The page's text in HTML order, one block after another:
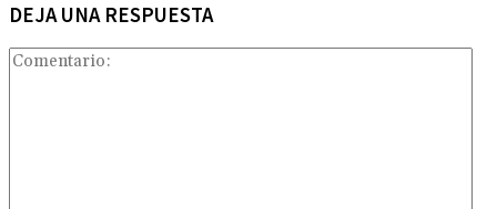
DEJA UNA RESPUESTA